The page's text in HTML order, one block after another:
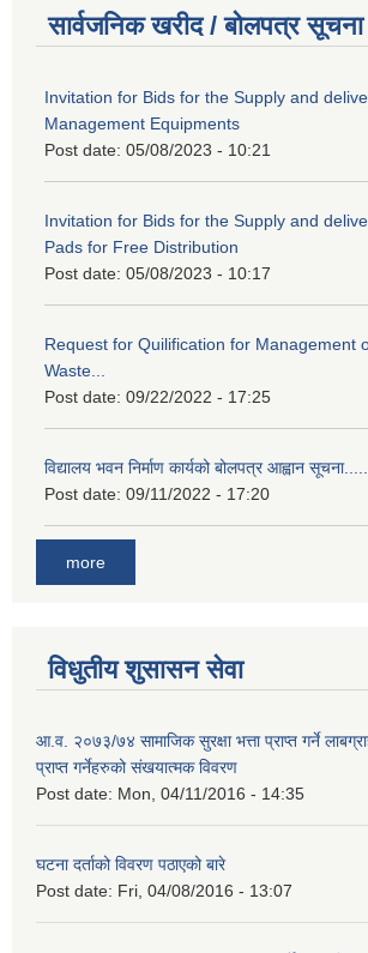
सार्वजनिक खरीद / बोलपत्र सूचना
Invitation for Bids for the Supply and
Management Equipments
Post date: 05/08/2023 - 10:21
Invitation for Bids for the Supply and
Pads for Free Distribution
Post date: 05/08/2023 - 10:17
Request for Quilification for Management
Waste...
Post date: 09/22/2022 - 17:25
विद्यालय भवन निर्माण कार्यको बोलपत्र आह्वान सूचना......
Post date: 09/11/2022 - 17:20
more
विधुतीय शुसासन सेवा
आ.व. २०७३/७४ सामाजिक सुरक्षा भत्ता प्राप्त गर्ने
प्राप्त गर्नेहरुको संखयात्मक विवरण
Post date: Mon, 04/11/2016 - 14:35
घटना दर्ताको विवरण पठाएको बारे
Post date: Fri, 04/08/2016 - 13:07